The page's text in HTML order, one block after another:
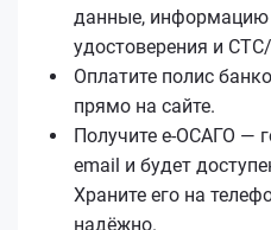
данные, информацию
удостоверения и
Оплатите полис
прямо на сайте.
Получите е‑ОСАГО —
email и будет
Храните его на
надёжно.